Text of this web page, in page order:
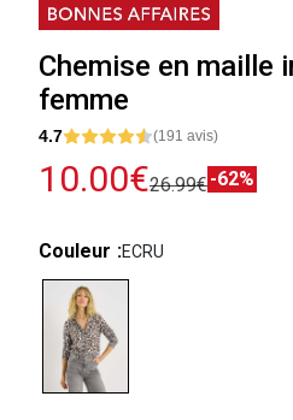
Chemise en maille
femme
4.7 (191 avis)
10.00€26.99€-62%
Couleur ECRU